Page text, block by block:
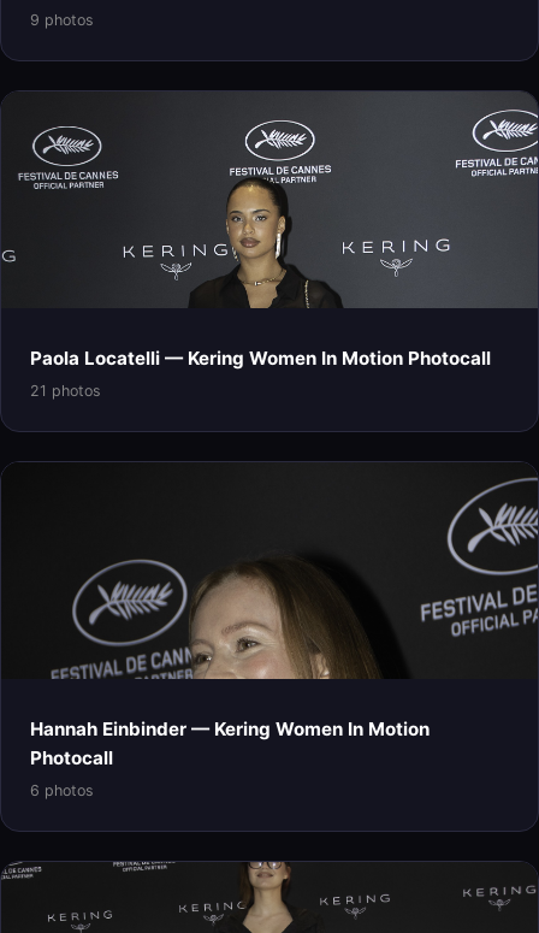
9 photos
Paola Locatelli — Kering Women In Motion Photocall
21 photos
Hannah Einbinder — Kering Women In Motion
Photocall
6 photos